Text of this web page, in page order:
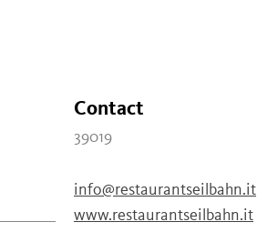
Contact
39019
info@restaurantseilbahn.it
www.restaurantseilbahn.it